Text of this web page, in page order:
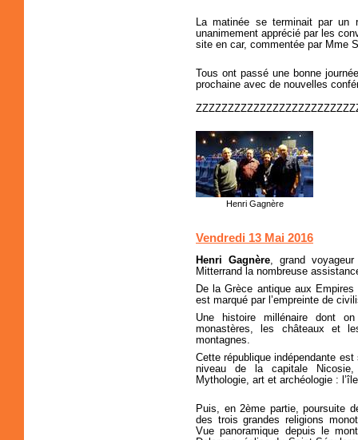
La matinée se terminait par un
unanimement apprécié par les
site en car, commentée par Mme
Tous ont passé une bonne
prochaine avec de nouvelles
Henri Gagnère
Vendredi 13 Mai 2016
Henri Gagnère, grand
Mitterrand la nombreuse
De la Grèce antique aux
est marqué par l’empreinte de
Une histoire millénaire dont
monastères, les châteaux et
montagnes.
Cette république indépendante
niveau de la capitale
Mythologie, art et archéologie :
Puis, en 2ème partie, poursuite
des trois grandes religions
Vue panoramique depuis le